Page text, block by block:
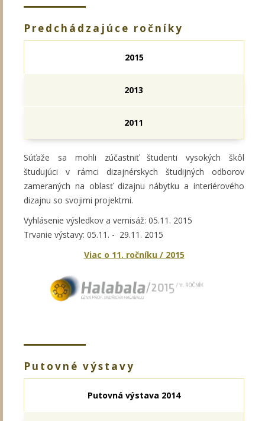
Predchádzajúce ročníky
2015
2013
2011
Súťaže sa mohli zúčastniť študenti vysokých škôl
študujúci v rámci dizajnérskych študijných odborov
zameraných na oblasť dizajnu nábytku a interiérového
dizajnu so svojimi projektmi.
Vyhlásenie výsledkov a vernisáž: 05.11. 2015
Trvanie výstavy: 05.11. - 29.11. 2015
Viac o 11. ročníku / 2015
Putovné výstavy
Putovná výstava 2014